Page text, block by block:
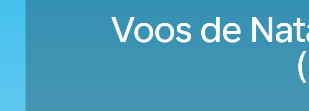
Voos de